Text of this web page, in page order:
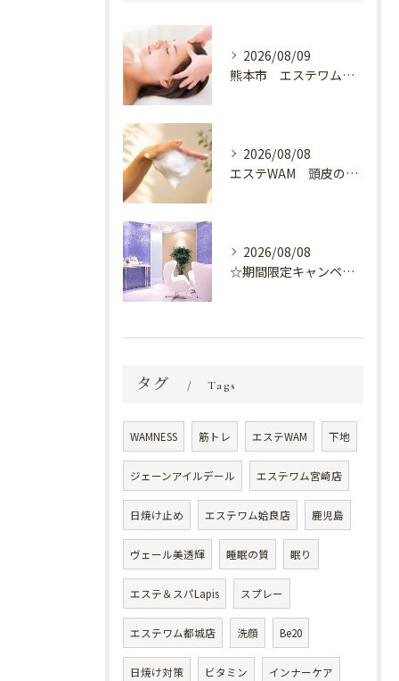
2026/08/09
熊本市 エステワム熊本店 癒しのクールヘッドマッサージ♬
2026/08/08
エステWAM 頭皮の健康
2026/08/08
☆期間限定キャンペーン開催中☆
タグ Tags
WAMNESS 筋トレ エステWAM 下地
ジェーンアイルデール エステワム宮崎店
日焼け止め エステワム姶良店 鹿児島
ヴェール美透輝 睡眠の質 眠り
エステ＆スパLapis スプレー
エステワム都城店 洗顔 Be20
日焼け対策 ビタミン インナーケア